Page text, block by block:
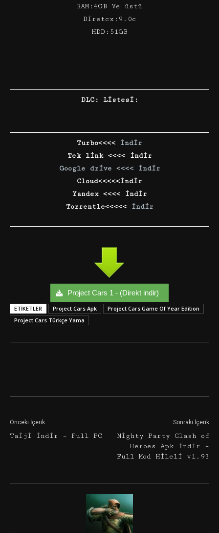
RAM:4GB Ve üstü
Diretcx:9.0c
HDD:51GB
DLC: Listesi:
Turbo<<<< indir
Tek link <<<< indir
Google drive <<<< indir
Cloud<<<<<indir
Yandex <<<< indir
Torrentle<<<<< indir
Project Cars 1 - (Direkt indir)
ETIKETLER Project Cars Apk
Project Cars Game Of Year Edition
Project Cars Türkçe Yama
Önceki İçerik
Taiji İndir – Full PC
Sonraki İçerik
Mighty Party Clash of
Heroes Apk İndir –
Full Mod Hileli v1.93